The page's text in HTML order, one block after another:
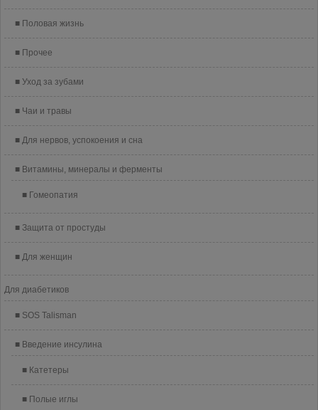
Половая жизнь
Прочее
Уход за зубами
Чаи и травы
Для нервов, успокоения и сна
Витамины, минералы и ферменты
Гомеопатия
Защита от простуды
Для женщин
Для диабетиков
SOS Talisman
Введение инсулина
Катетеры
Полые иглы